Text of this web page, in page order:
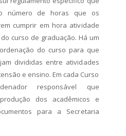
número de horas que os
cumprir em hora atividade
curso de graduação. Há um
do curso para que
divididas entre atividades
e ensino. Em cada Curso
responsável que
dos acadêmicos e
para a Secretaria